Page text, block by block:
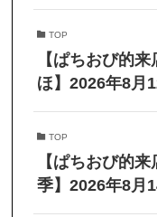
TOP
【ぱちおび的
ほ】2026年8月
TOP
【ぱちおび的
季】2026年8月